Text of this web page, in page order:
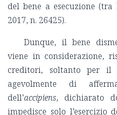
del bene a esecuzione (tra
2017, n. 26425).
Dunque, il bene
viene in considerazione,
creditori, soltanto per il
agevolmente di
dell’accipiens, dichiarato
impedisce solo l’esercizio